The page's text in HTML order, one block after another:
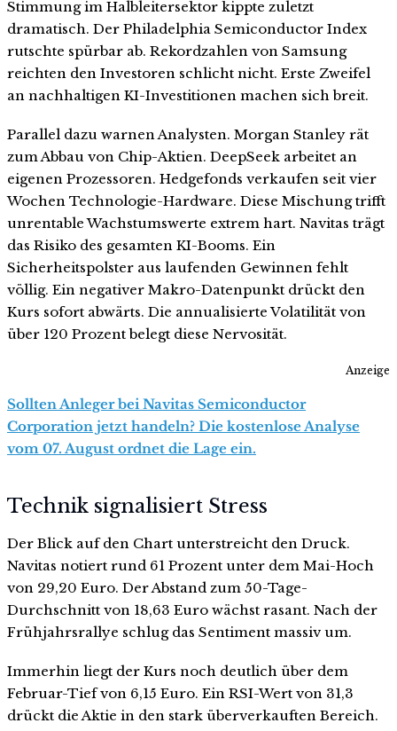
Stimmung im Halbleitersektor kippte zuletzt
dramatisch. Der Philadelphia Semiconductor Index
rutschte spürbar ab. Rekordzahlen von Samsung
reichten den Investoren schlicht nicht. Erste Zweifel
an nachhaltigen KI-Investitionen machen sich breit.
Parallel dazu warnen Analysten. Morgan Stanley rät
zum Abbau von Chip-Aktien. DeepSeek arbeitet an
eigenen Prozessoren. Hedgefonds verkaufen seit vier
Wochen Technologie-Hardware. Diese Mischung trifft
unrentable Wachstumswerte extrem hart. Navitas trägt
das Risiko des gesamten KI-Booms. Ein
Sicherheitspolster aus laufenden Gewinnen fehlt
völlig. Ein negativer Makro-Datenpunkt drückt den
Kurs sofort abwärts. Die annualisierte Volatilität von
über 120 Prozent belegt diese Nervosität.
Anzeige
Sollten Anleger bei Navitas Semiconductor
Corporation jetzt handeln? Die kostenlose Analyse
vom 07. August ordnet die Lage ein.
Technik signalisiert Stress
Der Blick auf den Chart unterstreicht den Druck.
Navitas notiert rund 61 Prozent unter dem Mai-Hoch
von 29,20 Euro. Der Abstand zum 50-Tage-
Durchschnitt von 18,63 Euro wächst rasant. Nach der
Frühjahrsrallye schlug das Sentiment massiv um.
Immerhin liegt der Kurs noch deutlich über dem
Februar-Tief von 6,15 Euro. Ein RSI-Wert von 31,3
drückt die Aktie in den stark überverkauften Bereich.